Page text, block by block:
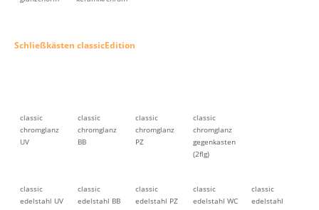
Schließkästen classicEdition
classic
chromglanz
UV
classic
chromglanz
BB
classic
chromglanz
PZ
classic
chromglanz
gegenkasten
(2flg)
classic
edelstahl UV
classic
edelstahl BB
classic
edelstahl PZ
classic
edelstahl WC
classic
edelstahl